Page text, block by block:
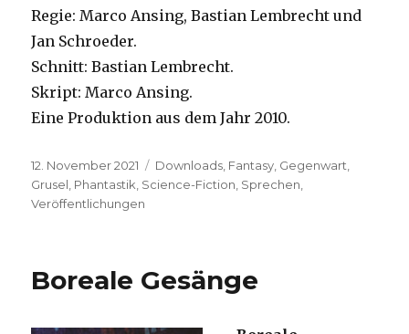
Regie: Marco Ansing, Bastian Lembrecht und
Jan Schroeder.
Schnitt: Bastian Lembrecht.
Skript: Marco Ansing.
Eine Produktion aus dem Jahr 2010.
Veröffentlicht
am
12. November 2021 Kategorien
Downloads Fantasy Gegenwart
Grusel Phantastik Science-Fiction Sprechen
Veröffentlichungen
Boreale Gesänge